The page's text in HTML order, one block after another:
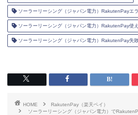
ソーラーリーシング（ジャパン電力）RakutenPayエ
ソーラーリーシング（ジャパン電力）RakutenPay使
ソーラーリーシング（ジャパン電力）RakutenPay失
HOME
RakutenPay（楽天ペイ）
ソーラーリーシング（ジャパン電力）で